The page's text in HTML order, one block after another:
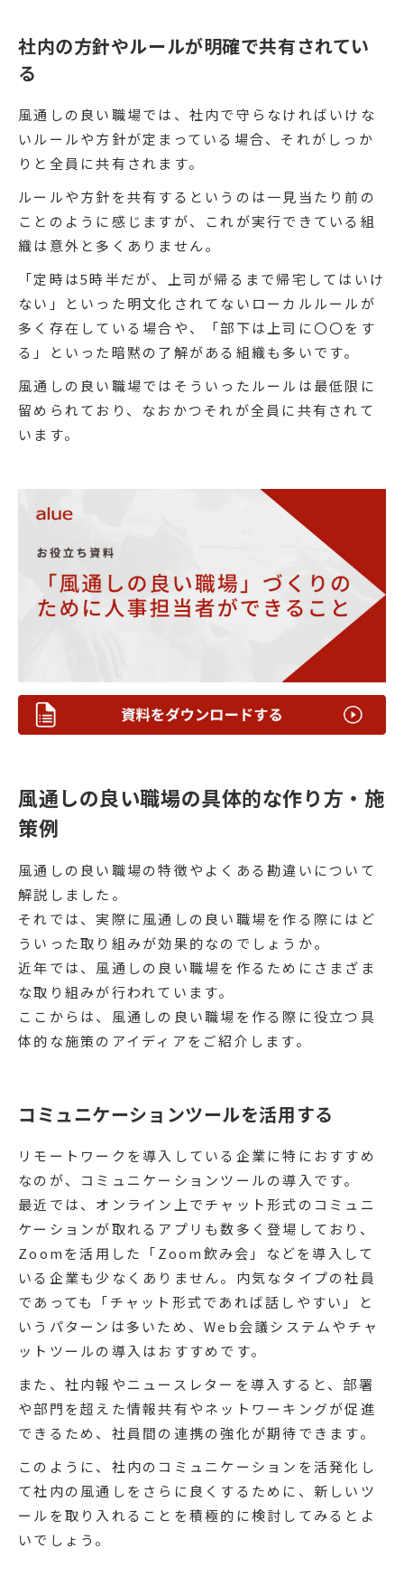
社内の方針やルールが明確で共有されてい
る
風通しの良い職場では、社内で守らなければいけな
いルールや方針が定まっている場合、それがしっか
りと全員に共有されます。
ルールや方針を共有するというのは一見当たり前の
ことのように感じますが、これが実行できている組
織は意外と多くありません。
「定時は5時半だが、上司が帰るまで帰宅してはいけ
ない」といった明文化されてないローカルルールが
多く存在している場合や、「部下は上司に〇〇をす
る」といった暗黙の了解がある組織も多いです。
風通しの良い職場ではそういったルールは最低限に
留められており、なおかつそれが全員に共有されて
います。
風通しの良い職場の具体的な作り方・施
策例
風通しの良い職場の特徴やよくある勘違いについて
解説しました。
それでは、実際に風通しの良い職場を作る際にはど
ういった取り組みが効果的なのでしょうか。
近年では、風通しの良い職場を作るためにさまざま
な取り組みが行われています。
ここからは、風通しの良い職場を作る際に役立つ具
体的な施策のアイディアをご紹介します。
コミュニケーションツールを活用する
リモートワークを導入している企業に特におすすめ
なのが、コミュニケーションツールの導入です。
最近では、オンライン上でチャット形式のコミュニ
ケーションが取れるアプリも数多く登場しており、
Zoomを活用した「Zoom飲み会」などを導入して
いる企業も少なくありません。内気なタイプの社員
であっても「チャット形式であれば話しやすい」と
いうパターンは多いため、Web会議システムやチャ
ットツールの導入はおすすめです。
また、社内報やニュースレターを導入すると、部署
や部門を超えた情報共有やネットワーキングが促進
できるため、社員間の連携の強化が期待できます。
このように、社内のコミュニケーションを活発化し
て社内の風通しをさらに良くするために、新しいツ
ールを取り入れることを積極的に検討してみるとよ
いでしょう。